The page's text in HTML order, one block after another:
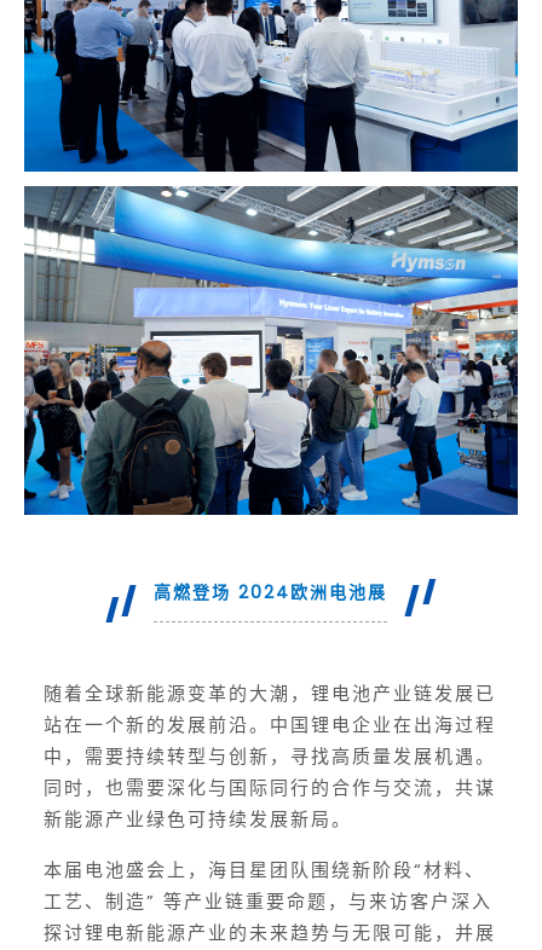
高燃登场 2024欧洲电池展
随着全球新能源变革的大潮，锂电池产业链发展已
站在一个新的发展前沿。中国锂电企业在出海过程
中，需要持续转型与创新，寻找高质量发展机遇。
同时，也需要深化与国际同行的合作与交流，共谋
新能源产业绿色可持续发展新局。
本届电池盛会上，海目星团队围绕新阶段“材料、
工艺、制造” 等产业链重要命题，与来访客户深入
探讨锂电新能源产业的未来趋势与无限可能，并展